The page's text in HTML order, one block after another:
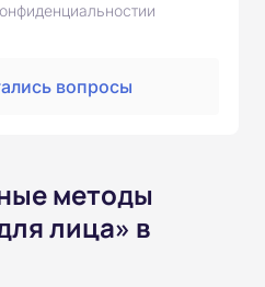
вопросы
методы
лица» в